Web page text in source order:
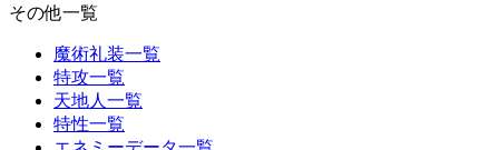
その他一覧
魔術礼装一覧
特攻一覧
天地人一覧
特性一覧